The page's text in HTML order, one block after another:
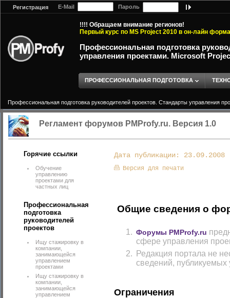
Регистрация E-Mail Пароль
!!!! Обращаем внимание регионов!
Первый курс по MS Project 2010 в он-лайн
Профессиональная подготовка
управления проектами. Microsoft
ПРОФЕССИОНАЛЬНАЯ ПОДГОТОВКА
Профессиональная подготовка руководителей проектов. Стандарты управления
Регламент форумов PMProfy.ru. Версия 1.0
Горячие ссылки
Обучение
управлению
проектами для
частных лиц
Профессиональная
подготовка
руководителей
проектов
Ищу стажировку в
компании,
занимающейся
управлением
проектами
Ищу стажировку в
компании,
занимающейся
управлением
Дата публикации: 23.09.2008
Версия для печати
Общие сведения о
Форумы PMProfy.ru
сфере управления
Редакция портала не
сведений,
Ограничения